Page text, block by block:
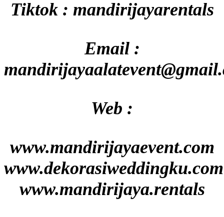
Tiktok : mandirijayarentals
Email :
Web :
www.mandirijayaevent.com
www.dekorasiweddingku.com
www.mandirijaya.rentals